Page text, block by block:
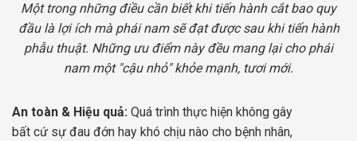
Một trong những điều cần biết khi tiến hành cắt bao quy
đầu là lợi ích mà phái nam sẽ đạt được sau khi tiến hành
phẫu thuật. Những ưu điểm này đều mang lại cho phái
nam một "cậu nhỏ" khỏe mạnh, tươi mới.
An toàn & Hiệu quả: Quá trình thực hiện không gây
bất cứ sự đau đớn hay khó chịu nào cho bệnh nhân,